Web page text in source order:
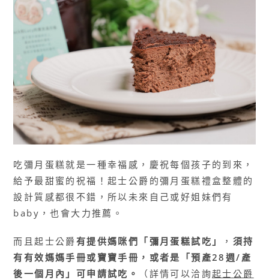
吃彌月蛋糕就是一種幸福感，慶祝每個孩子的到來，
給予最甜蜜的祝福！起士公爵的彌月蛋糕禮盒整體的
設計質感都很不錯，所以未來自己或好姐妹們有
baby，也會大力推薦。
而且起士公爵有提供媽咪們「彌月蛋糕試吃」 ， 須持
有有效媽媽手冊或寶寶手冊，或者是「預產28週/產
後一個月內」可申請試吃。
（詳情可以洽詢起士公爵